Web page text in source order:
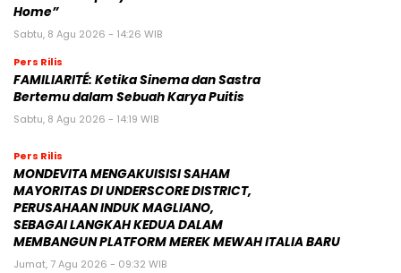
Home”
Sabtu, 8 Agu 2026 - 14:26 WIB
Pers Rilis
FAMILIARITÉ: Ketika Sinema dan Sastra
Bertemu dalam Sebuah Karya Puitis
Sabtu, 8 Agu 2026 - 14:19 WIB
Pers Rilis
MONDEVITA MENGAKUISISI SAHAM
MAYORITAS DI UNDERSCORE DISTRICT,
PERUSAHAAN INDUK MAGLIANO,
SEBAGAI LANGKAH KEDUA DALAM
MEMBANGUN PLATFORM MEREK MEWAH ITALIA BARU
Jumat, 7 Agu 2026 - 09:32 WIB